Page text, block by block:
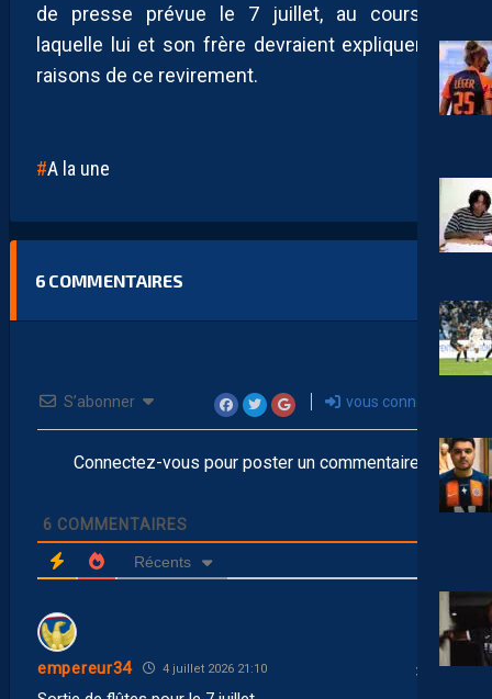
de presse prévue le 7 juillet, au cours de
laquelle lui et son frère devraient expliquer les
raisons de ce revirement.
A la une
6 COMMENTAIRES
S’abonner vous connecter
Connectez-vous pour poster un commentaire
6 COMMENTAIRES
Récents
empereur34 4 juillet 2026 21:10